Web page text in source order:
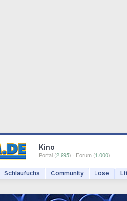
Kino
Portal (2.995) · Forum (1.000)
Schlaufuchs Community Lose